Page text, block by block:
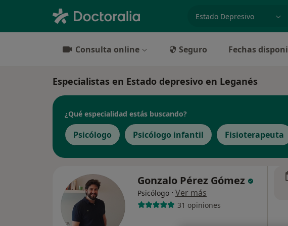
especialidad,
Consulta online Seguro Fechas
Especialistas en Estado depresivo en Leganés
¿Qué especialidad estás buscando?
Psicólogo Psicólogo infantil Fisioterapeuta
Gonzalo Pérez Gómez
Psicólogo · Ver más
31 opiniones